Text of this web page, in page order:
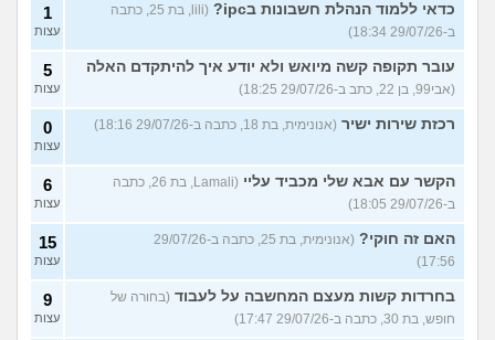
כדאי ללמוד הנהלת חשבונות בipc?
(lili, בת 25, כתבה
ב-29/07/26 18:34)
1
עצות
עובר תקופה קשה מיואש ולא יודע איך להיתקדם האלה
(אבי99, בן 22, כתב ב-29/07/26 18:25)
5
עצות
רכזת שירות ישיר (אנונימית, בת 18, כתבה ב-29/07/26 18:16) 0
עצות
הקשר עם אבא שלי מכביד עליי
(Lamali, בת 26, כתבה
ב-29/07/26 18:05)
6
עצות
האם זה חוקי?
(אנונימית, בת 25, כתבה ב-29/07/26
17:56)
15
עצות
בחרדות קשות מעצם המחשבה על לעבוד (בחורה של
חופש, בת 30, כתבה ב-29/07/26 17:47)
9
עצות